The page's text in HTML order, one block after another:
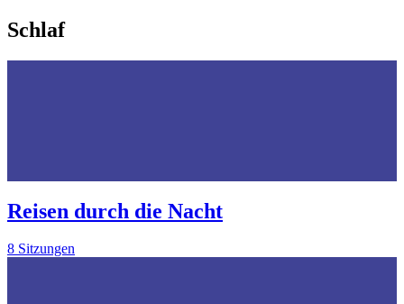
Schlaf
Reisen durch die Nacht
8 Sitzungen